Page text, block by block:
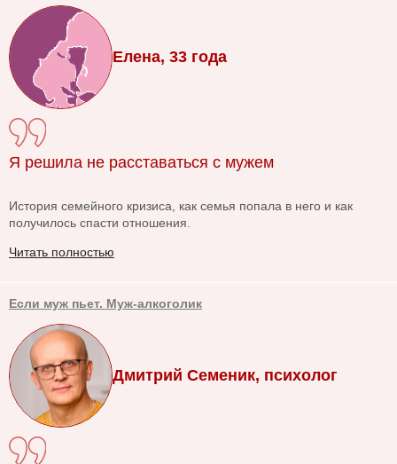
Елена, 33 года
Я решила не расставаться с мужем
История семейного кризиса, как семья попала в него и как
получилось спасти отношения.
Читать полностью
Если муж пьет. Муж-алкоголик
Дмитрий Семеник, психолог